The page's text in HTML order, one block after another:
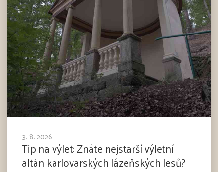
3. 8. 2026
Tip na výlet: Znáte nejstarší výletní
altán karlovarských lázeňských lesů?